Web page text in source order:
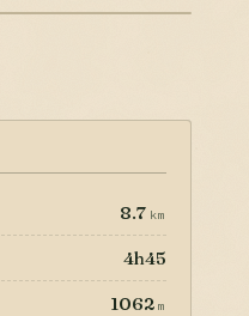
8.7 km
4h45
1062 m